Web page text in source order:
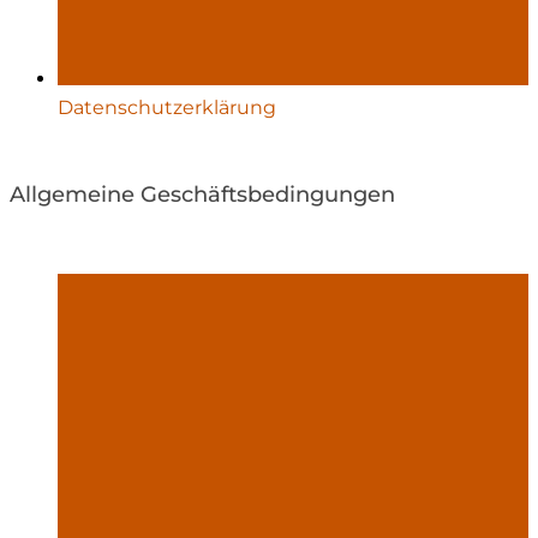
Datenschutzerklärung
Allgemeine Geschäftsbedingungen